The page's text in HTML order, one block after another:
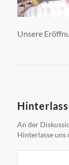
Unsere
An der
Hinterlasse uns